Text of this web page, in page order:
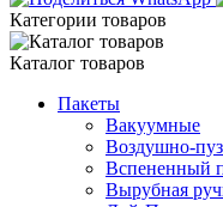
Категории товаров
Каталог товаров
Пакеты
Вакуумные
Воздушно-
Вспененный
Вырубная